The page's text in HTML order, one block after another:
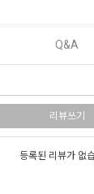
Q&A
리뷰쓰기
등록된 리뷰가 없